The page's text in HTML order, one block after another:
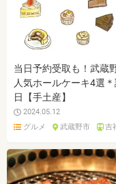
当日予約受取も！武蔵
人気ホールケーキ4選
日【手土産】
2024.05.12
グルメ
武蔵野市 吉